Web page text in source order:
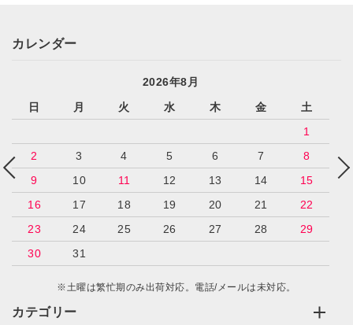
キーワード
カテゴリー
検索する
カテゴリー
カレンダー
2026年8月
日
月 火 水 木 金
土
1
2
3 4 5 6 7
8
9
10 11 12 13 14
15
16
17 18 19 20 21
22
23
24 25 26 27 28
29
30
31
※土曜は繁忙期のみ出荷対応。電話/メールは未対応。